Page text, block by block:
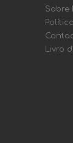
Sobre
Livro